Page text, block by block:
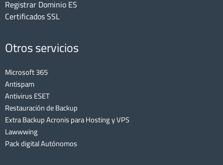
Registrar Dominio ES
Certificados SSL
Otros servicios
Microsoft 365
Antispam
Antivirus ESET
Restauración de Backup
Extra Backup Acronis para Hosting y VPS
Lawwwing
Pack digital Autónomos